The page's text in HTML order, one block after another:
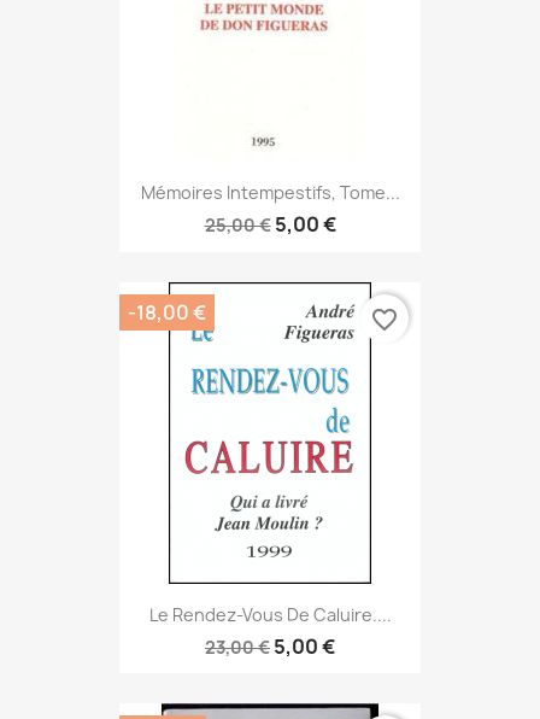
Mémoires Intempestifs, Tome...
25,00 € 5,00 €
Le Rendez-Vous De Caluire....
23,00 € 5,00 €
-18,00 € favorite_border